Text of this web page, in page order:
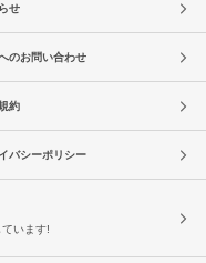
せ
のお問い合わせ
約
バシーポリシー
います!